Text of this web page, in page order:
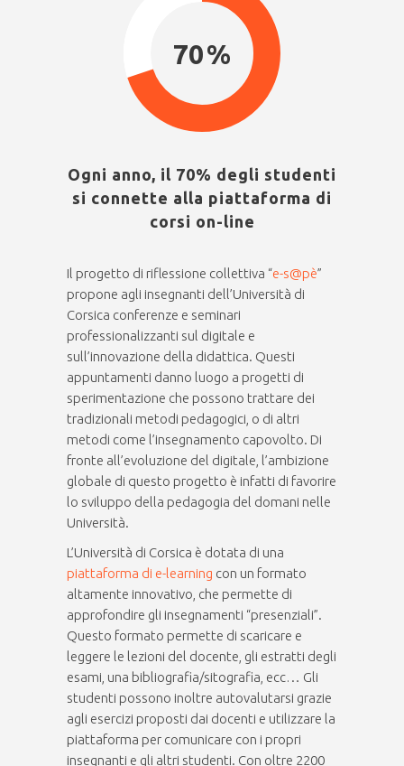
70
Ogni anno, il 70% degli studenti
si connette alla piattaforma di
corsi on-line
Il progetto di riflessione collettiva “e-s@pè”
propone agli insegnanti dell’Università di
Corsica conferenze e seminari
professionalizzanti sul digitale e
sull’innovazione della didattica. Questi
appuntamenti danno luogo a progetti di
sperimentazione che possono trattare dei
tradizionali metodi pedagogici, o di altri
metodi come l’insegnamento capovolto. Di
fronte all’evoluzione del digitale, l’ambizione
globale di questo progetto è infatti di favorire
lo sviluppo della pedagogia del domani nelle
Università.
L’Università di Corsica è dotata di una
piattaforma di e-learning con un formato
altamente innovativo, che permette di
approfondire gli insegnamenti “presenziali”.
Questo formato permette di scaricare e
leggere le lezioni del docente, gli estratti degli
esami, una bibliografia/sitografia, ecc… Gli
studenti possono inoltre autovalutarsi grazie
agli esercizi proposti dai docenti e utilizzare la
piattaforma per comunicare con i propri
insegnanti e gli altri studenti. Con oltre 2200